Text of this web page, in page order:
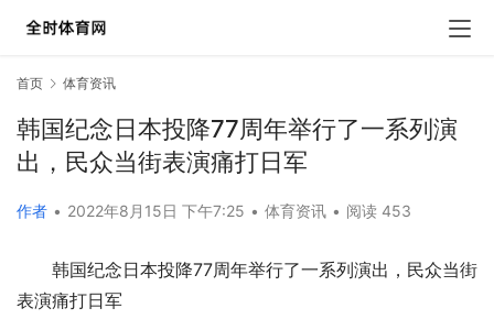
首页 体育资讯
韩国纪念日本投降77周年举行了一系列演
出，民众当街表演痛打日军
作者 • 2022年8月15日 下午7:25 • 体育资讯 • 阅读 453
韩国纪念日本投降77周年举行了一系列演出，民众当街
表演痛打日军